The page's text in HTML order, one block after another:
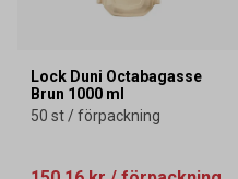
Lock Duni Octabagasse
Brun 1000 ml
50 st / förpackning